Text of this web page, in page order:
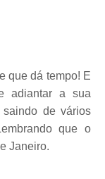
que dá tempo! E
adiantar a sua
de vários
que o
Janeiro.